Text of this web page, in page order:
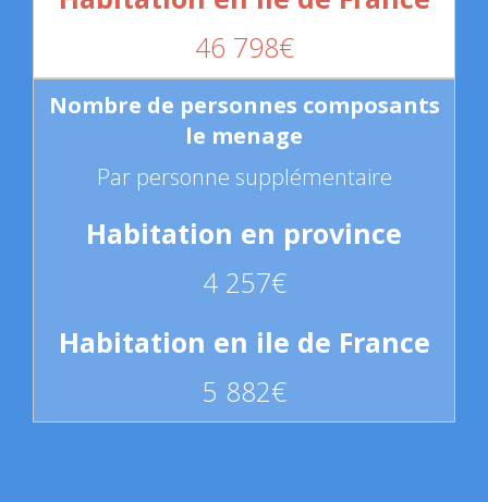
46 798€
Par personne supplémentaire
4 257€
5 882€